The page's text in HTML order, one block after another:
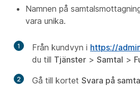
Namnen på
vara unika.
1 Från kundvyn i https://
du till Tjänster > Samtal >
2 Gå till kortet Svara på